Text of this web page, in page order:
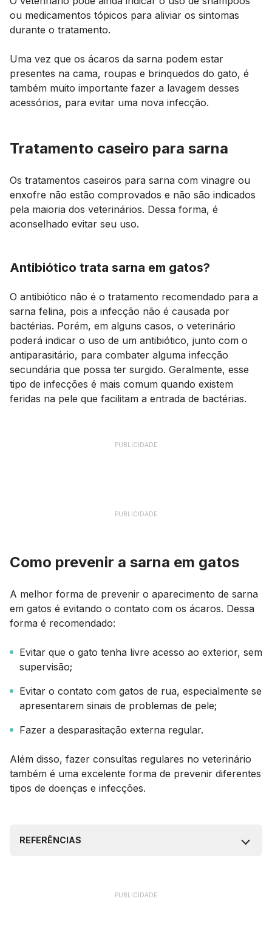
ou medicamentos tópicos para aliviar os sintomas
durante o tratamento.
Uma vez que os ácaros da sarna podem estar
presentes na cama, roupas e brinquedos do gato, é
também muito importante fazer a lavagem desses
acessórios, para evitar uma nova infecção.
Tratamento caseiro para sarna
Os tratamentos caseiros para sarna com vinagre ou
enxofre não estão comprovados e não são indicados
pela maioria dos veterinários. Dessa forma, é
aconselhado evitar seu uso.
Antibiótico trata sarna em gatos?
O antibiótico não é o tratamento recomendado para a
sarna felina, pois a infecção não é causada por
bactérias. Porém, em alguns casos, o veterinário
poderá indicar o uso de um antibiótico, junto com o
antiparasitário, para combater alguma infecção
secundária que possa ter surgido. Geralmente, esse
tipo de infecções é mais comum quando existem
feridas na pele que facilitam a entrada de bactérias.
PUBLICIDADE
PUBLICIDADE
Como prevenir a sarna em gatos
A melhor forma de prevenir o aparecimento de sarna
em gatos é evitando o contato com os ácaros. Dessa
forma é recomendado:
Evitar que o gato tenha livre acesso ao exterior, sem
supervisão;
Evitar o contato com gatos de rua, especialmente se
apresentarem sinais de problemas de pele;
Fazer a desparasitação externa regular.
Além disso, fazer consultas regulares no veterinário
também é uma excelente forma de prevenir diferentes
tipos de doenças e infecções.
REFERÊNCIAS
PUBLICIDADE